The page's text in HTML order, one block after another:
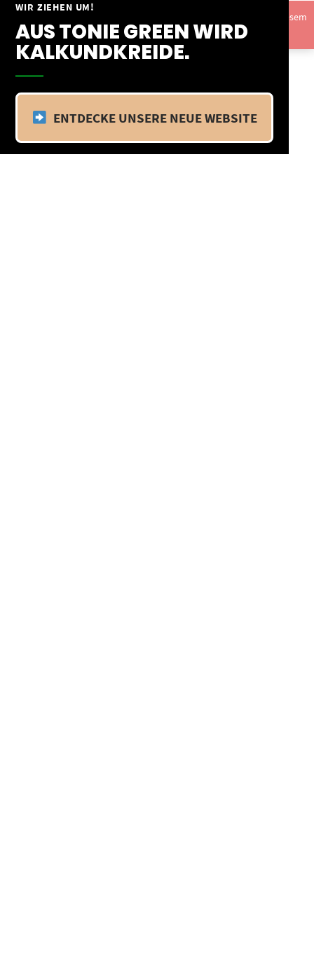
WIR ZIEHEN UM!
AUS TONIE GREEN WIRD
KALKUNDKREIDE.
ENTDECKE UNSERE NEUE WEBSITE
Springe
Inhalt
Vom 09.04.25 - 20.04.25 befinden wir uns im Betriebsurlaub. In diesem
Zeitraum findet kein Versand statt.Ausblenden